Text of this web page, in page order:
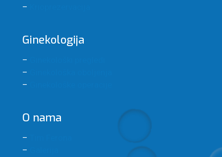
–
Ginekologija
–
–
–
O nama
–
–